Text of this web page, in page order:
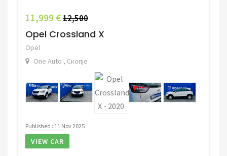
11,999 €12,500
Opel Crossland X
Opel
One Auto , Скопје
Published : 11 Nov 2025
VIEW CAR